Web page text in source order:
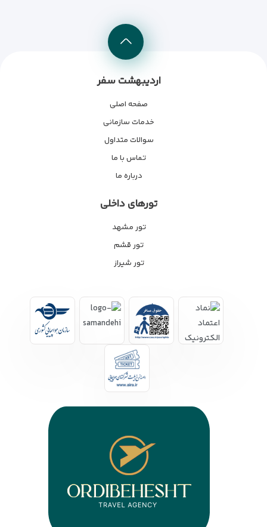
اردیبهشت سفر
صفحه اصلی
خدمات سازمانی
سوالات متداول
تماس با ما
درباره ما
تورهای داخلی
تور مشهد
تور قشم
تور شیراز